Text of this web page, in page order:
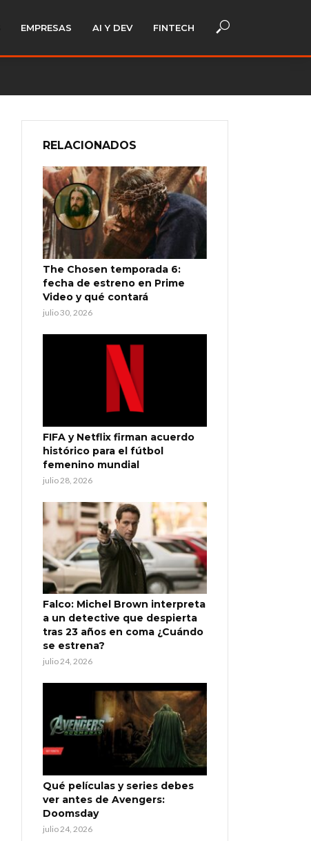
EMPRESAS AI Y DEV FINTECH
RELACIONADOS
The Chosen temporada 6:
fecha de estreno en Prime
Video y qué contará
julio 30, 2026
FIFA y Netflix firman acuerdo
histórico para el fútbol
femenino mundial
julio 28, 2026
Falco: Michel Brown interpreta
a un detective que despierta
tras 23 años en coma ¿Cuándo
se estrena?
julio 24, 2026
Qué películas y series debes
ver antes de Avengers:
Doomsday
julio 24, 2026